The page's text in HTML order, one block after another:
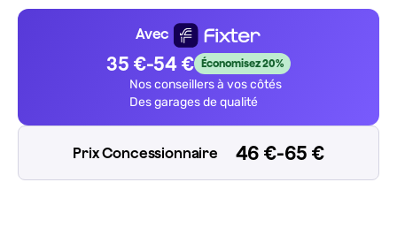
Avec
35 €-54 € Économisez20%
Nos conseillers à vos côtés
Des garages de qualité
Prix Concessionnaire 46 €-65 €